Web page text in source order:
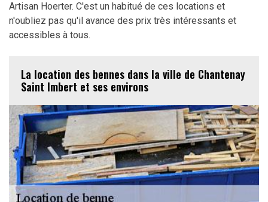
Artisan Hoerter. C'est un habitué de ces locations et
n'oubliez pas qu'il avance des prix très intéressants et
accessibles à tous.
La location des bennes dans la ville de Chantenay
Saint Imbert et ses environs